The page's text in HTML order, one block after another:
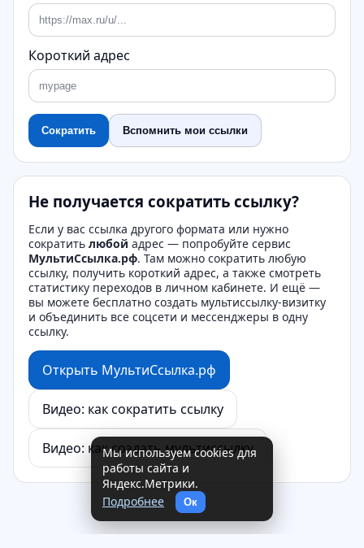
Короткий адрес
Сократить Вспомнить мои ссылки
Не получается сократить ссылку?
Если у вас ссылка другого формата или нужно
сократить любой адрес — попробуйте сервис
МультиСсылка.рф. Там можно сократить любую
ссылку, получить короткий адрес, а также смотреть
статистику переходов в личном кабинете. И ещё —
вы можете бесплатно создать мультиссылку‑визитку
и объединить все соцсети и мессенджеры в одну
ссылку.
Открыть МультиСсылка.рф
Видео: как сократить ссылку
Видео: как создать мультиссылку
Мы используем cookies для
работы сайта и
Яндекс.Метрики.
Подробнее
Ок